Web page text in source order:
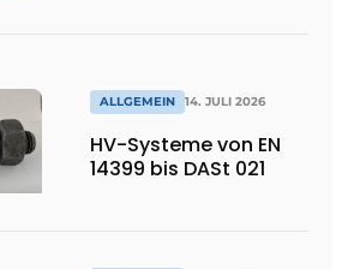
ALLGEMEIN 14. JULI 2026
HV-Systeme von EN
14399 bis DASt 021